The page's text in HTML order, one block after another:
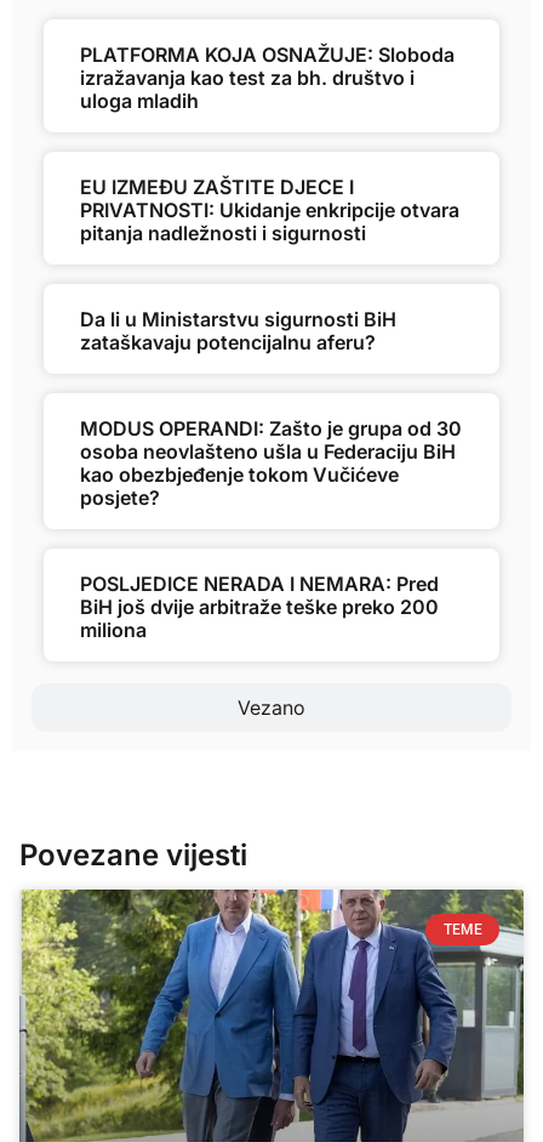
Vezano
PLATFORMA KOJA OSNAŽUJE: Sloboda
izražavanja kao test za bh. društvo i
uloga mladih
EU IZMEĐU ZAŠTITE DJECE I
PRIVATNOSTI: Ukidanje enkripcije otvara
pitanja nadležnosti i sigurnosti
Da li u Ministarstvu sigurnosti BiH
zataškavaju potencijalnu aferu?
MODUS OPERANDI: Zašto je grupa od 30
osoba neovlašteno ušla u Federaciju BiH
kao obezbjeđenje tokom Vučićeve
posjete?
POSLJEDICE NERADA I NEMARA: Pred
BiH još dvije arbitraže teške preko 200
miliona
Povezane vijesti
TEME